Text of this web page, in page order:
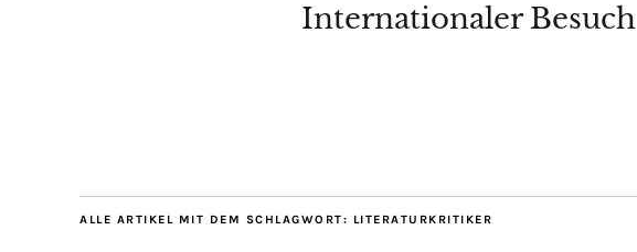
Internationaler Besuch
ALLE ARTIKEL MIT DEM SCHLAGWORT: LITERATURKRITIKER